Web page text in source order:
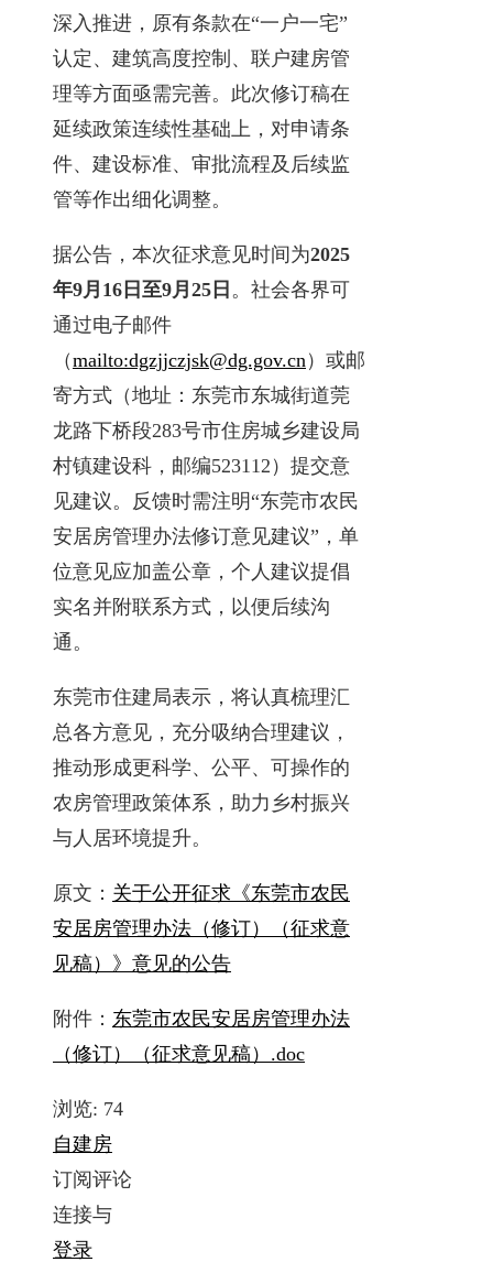
深入推进，原有条款在“一户一宅”
认定、建筑高度控制、联户建房管
理等方面亟需完善。此次修订稿在
延续政策连续性基础上，对申请条
件、建设标准、审批流程及后续监
管等作出细化调整。
据公告，本次征求意见时间为2025
年9月16日至9月25日 。社会各界可
通过电子邮件
（mailto:dgzjjczjsk@dg.gov.cn ）或邮
寄方式（地址：东莞市东城街道莞
龙路下桥段283号市住房城乡建设局
村镇建设科，邮编523112）提交意
见建议。反馈时需注明“东莞市农民
安居房管理办法修订意见建议”，单
位意见应加盖公章，个人建议提倡
实名并附联系方式，以便后续沟
通。
东莞市住建局表示，将认真梳理汇
总各方意见，充分吸纳合理建议，
推动形成更科学、公平、可操作的
农房管理政策体系，助力乡村振兴
与人居环境提升。
原文： 关于公开征求《东莞市农民
安居房管理办法（修订）（征求意
见稿）》意见的公告
附件： 东莞市农民安居房管理办法
（修订）（征求意见稿）.doc
浏览: 74
自建房
订阅评论
连接与
登录